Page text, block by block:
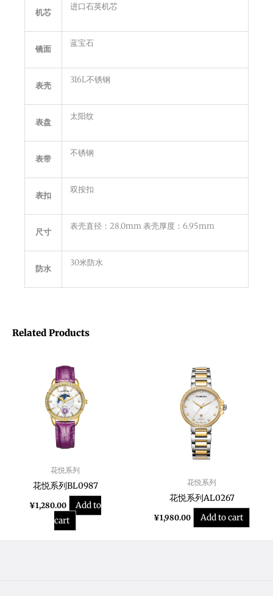
机芯
进口石英机芯
镜面
蓝宝石
表壳
316L不锈钢
表盘
太阳纹
表带
不锈钢
表扣
双按扣
尺寸
表壳直径：28.0mm 表壳厚度：6.95mm
防水
30米防水
Related Products
花悦系列
花悦系列BL0987
¥1,280.00
Add to
cart
花悦系列
花悦系列AL0267
¥1,980.00 Add to cart